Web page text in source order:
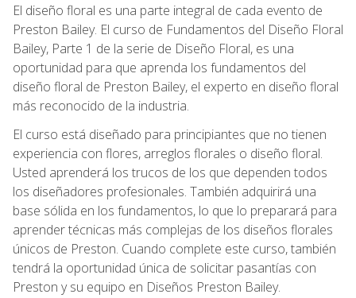
El diseño floral es una parte integral de cada evento de
Preston Bailey. El curso de Fundamentos del Diseño Floral
Bailey, Parte 1 de la serie de Diseño Floral, es una
oportunidad para que aprenda los fundamentos del
diseño floral de Preston Bailey, el experto en diseño floral
más reconocido de la industria.
El curso está diseñado para principiantes que no tienen
experiencia con flores, arreglos florales o diseño floral.
Usted aprenderá los trucos de los que dependen todos
los diseñadores profesionales. También adquirirá una
base sólida en los fundamentos, lo que lo preparará para
aprender técnicas más complejas de los diseños florales
únicos de Preston. Cuando complete este curso, también
tendrá la oportunidad única de solicitar pasantías con
Preston y su equipo en Diseños Preston Bailey.